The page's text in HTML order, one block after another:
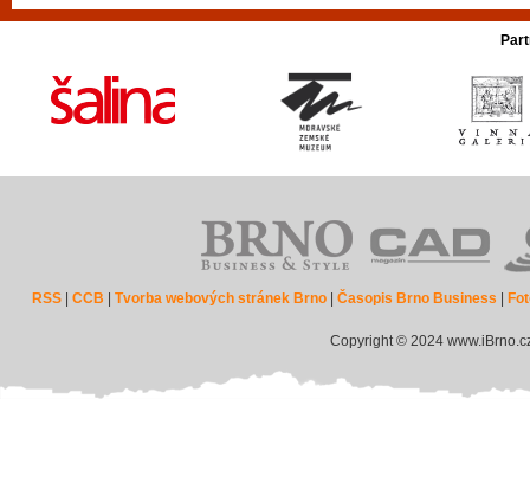
RSS |CCB |Tvorba webových stránek Brno |Časopis Brno Business
Copyright © 2024